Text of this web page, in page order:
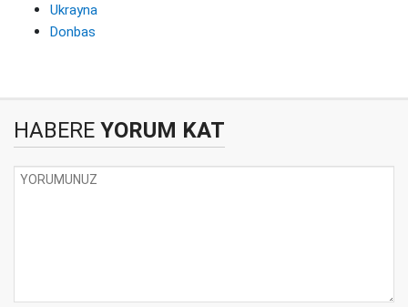
Ukrayna
Donbas
HABERE YORUM KAT